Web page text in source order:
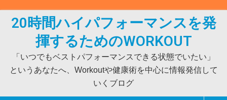
20時間ハイパフォーマンスを発
揮するためのWORKOUT
「いつでもベストパフォーマンスできる状態でいたい」
というあなたへ、Workoutや健康術を中心に情報発信して
いくブログ